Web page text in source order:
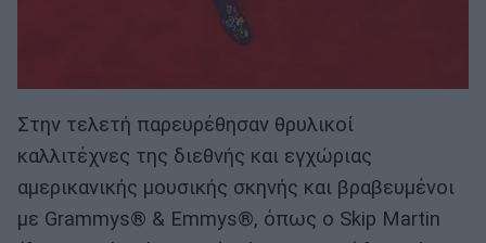
Στην τελετή παρευρέθησαν θρυλικοί
καλλιτέχνες της διεθνής και εγχώριας
αμερικανικής μουσικής σκηνής και βραβευμένοι
με Grammys® & Emmys®, όπως ο Skip Martin